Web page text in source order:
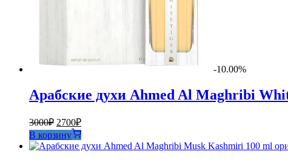
-10.00%
Арабские духи Ahmed Al Maghribi
3000₽ Первоначальная
цена
составляла
3000₽.
2700₽Текущая
цена:
2700₽.
В корзину